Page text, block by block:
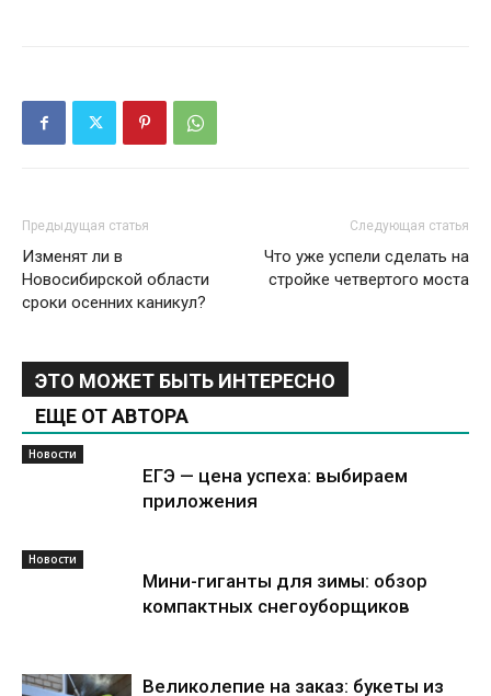
Предыдущая статья
Изменят ли в
Новосибирской области
сроки осенних каникул?
Следующая статья
Что уже успели сделать на
стройке четвертого моста
ЭТО МОЖЕТ БЫТЬ ИНТЕРЕСНО
ЕЩЕ ОТ АВТОРА
Новости
ЕГЭ — цена успеха: выбираем
приложения
Новости
Мини-гиганты для зимы: обзор
компактных снегоуборщиков
Великолепие на заказ: букеты из